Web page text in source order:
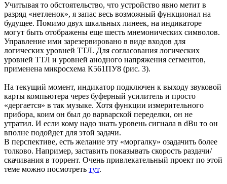
Учитывая то обстоятельство, что устройство явно метит в
разряд «нетленок», я запас весь возможный функционал на
будущее. Помимо двух шкальных линеек, на индикаторе
могут быть отображены еще шесть мнемонических символов.
Управление ими зарезервировано в виде входов для
логических уровней ТТЛ. Для согласования логических
уровней ТТЛ и уровней анодного напряжения сегментов,
применена микросхема К561ПУ8 (рис. 3).
На текущий момент, индикатор подключен к выходу звуковой
карты компьютера через буферный усилитель и просто
«дергается» в так музыке. Хотя функции измерительного
прибора, коим он был до варварской переделки, он не
утратил. И если кому надо знать уровень сигнала в dBu то он
вполне подойдет для этой задачи.
В перспективе, есть желание эту «моргалку» озадачить более
толково. Например, заставить показывать скорость раздачи/
скачивания в торрент. Очень привлекательный проект по этой
теме можно посмотреть тут.